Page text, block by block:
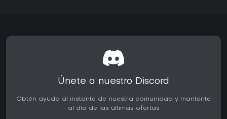
Únete a nuestro Discord
Obtén ayuda al instante de nuestra comunidad y mantente
al día de las últimas ofertas